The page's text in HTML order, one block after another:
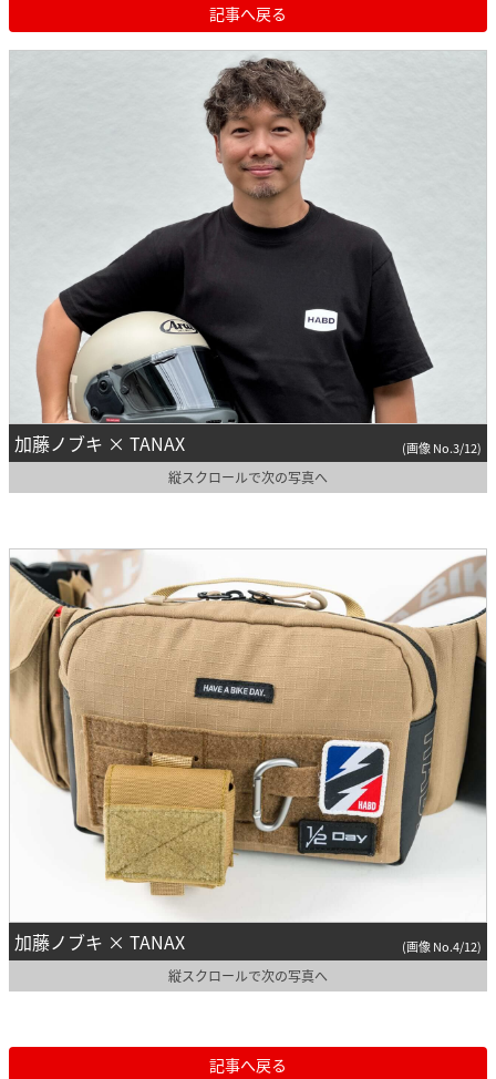
記事へ戻る
加藤ノブキ × TANAX (画像 No.3/12)
縦スクロールで次の写真へ
加藤ノブキ × TANAX (画像 No.4/12)
縦スクロールで次の写真へ
記事へ戻る